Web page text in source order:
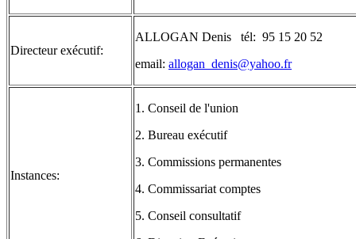
Directeur exécutif:
ALLOGAN Denis tél: 95 15 20 52
email: allogan_denis@yahoo.fr
Instances:
1. Conseil de l'union
2. Bureau exécutif
3. Commissions permanentes
4. Commissariat comptes
5. Conseil consultatif